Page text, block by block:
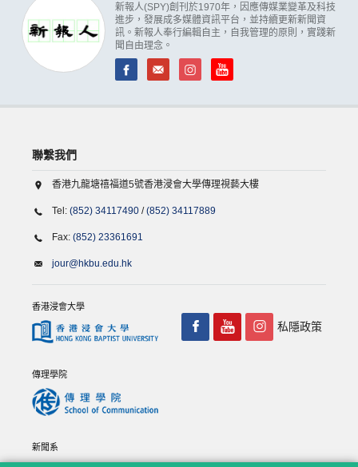
新報人(SPY)創刊於1970年，因應傳媒業變革及科技
進步，發展成多媒體資訊平台，並持續更新新聞資
訊。新報人奉行編輯自主，自我管理的原則，實踐新
聞自由理念。
聯繫我們
香港九龍塘禧福道5號香港浸會大學傳理視藝大樓
Tel: (852) 34117490 /(852) 34117889
Fax: (852) 23361691
jour@hkbu.edu.hk
香港浸會大學
傳理學院
新聞系
私隱政策